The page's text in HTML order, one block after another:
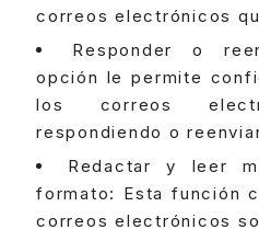
correos electrónicos
Responder o
opción le permite
los correos
respondiendo o
Redactar y leer
formato: Esta función
correos electrónicos